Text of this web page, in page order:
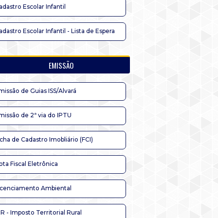
Escolar Infantil
Escolar Infantil - Lista de Espera
EMISSÃO
de Guias ISS/Alvará
de 2ª via do IPTU
de Cadastro Imobliário (FCI)
Fiscal Eletrônica
Ambiental
- Imposto Territorial Rural